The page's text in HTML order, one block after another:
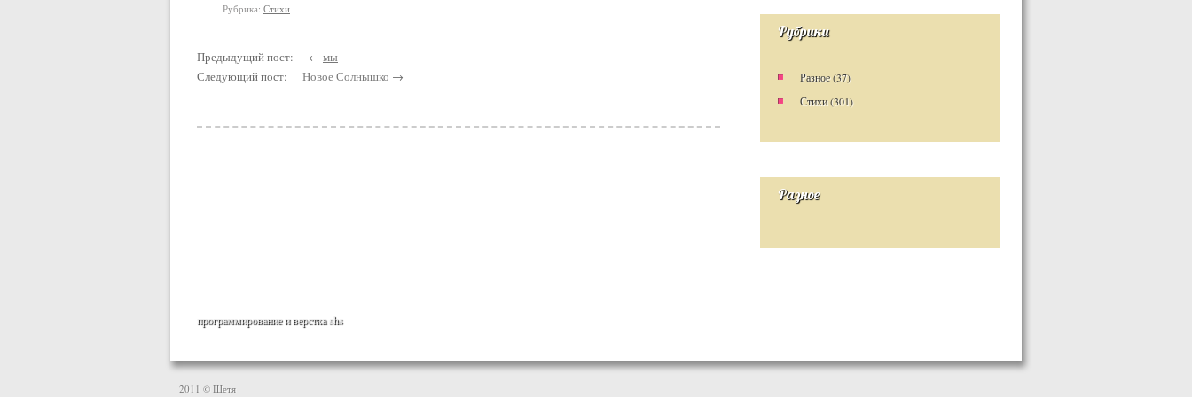
Рубрика: Стихи
Предыдущий пост: ← мы
Следующий пост: Новое Солнышко →
Рубрики
Разное(37)
Стихи(301)
Разное
программирование и версткаshs
2011 © Шетя